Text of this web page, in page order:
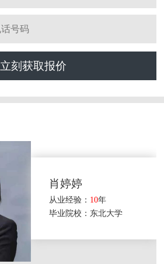
立刻获取报价
肖婷婷
从业经验： 10年
毕业院校：东北大学